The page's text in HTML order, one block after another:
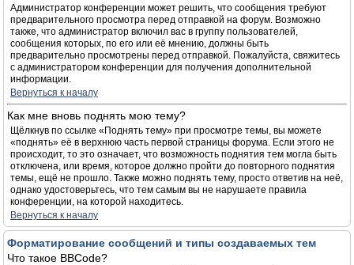
Администратор конференции может решить, что сообщения требуют
предварительного просмотра перед отправкой на форум. Возможно
также, что администратор включил вас в группу пользователей,
сообщения которых, по его или её мнению, должны быть
предварительно просмотрены перед отправкой. Пожалуйста, свяжитесь
с администратором конференции для получения дополнительной
информации.
Вернуться к началу
Как мне вновь поднять мою тему?
Щёлкнув по ссылке «Поднять тему» при просмотре темы, вы можете
«поднять» её в верхнюю часть первой страницы форума. Если этого не
происходит, то это означает, что возможность поднятия тем могла быть
отключена, или время, которое должно пройти до повторного поднятия
темы, ещё не прошло. Также можно поднять тему, просто ответив на неё,
однако удостоверьтесь, что тем самым вы не нарушаете правила
конференции, на которой находитесь.
Вернуться к началу
Форматирование сообщений и типы создаваемых тем
Что такое BBCode?